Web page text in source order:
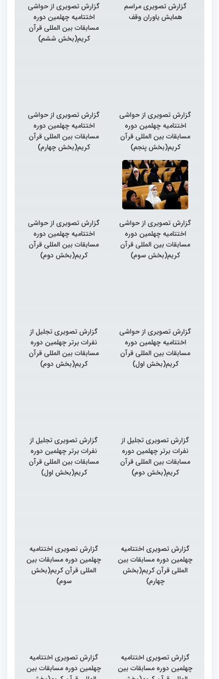
گزارش تصویری مراسم
همایش یاوران وقف
گزارش تصویری از حواشی
اختتامیه چهلمین دوره
مسابقات بین المللی قرآن
کریم(بخش ششم)
گزارش تصویری از حواشی
اختتامیه چهلمین دوره
مسابقات بین المللی قرآن
کریم(بخش پنجم)
گزارش تصویری از حواشی
اختتامیه چهلمین دوره
مسابقات بین المللی قرآن
کریم(بخش چهارم)
گزارش تصویری از حواشی
اختتامیه چهلمین دوره
مسابقات بین المللی قرآن
کریم(بخش سوم)
گزارش تصویری از حواشی
اختتامیه چهلمین دوره
مسابقات بین المللی قرآن
کریم(بخش دوم)
گزارش تصویری از حواشی
اختتامیه چهلمین دوره
مسابقات بین المللی قرآن
کریم(بخش اول)
گزارش تصویری تجلیل از
نفرات برتر چهلمین دوره
مسابقات بین المللی قرآن
کریم(بخش دوم)
گزارش تصویری تجلیل از
نفرات برتر چهلمین دوره
مسابقات بین المللی قرآن
کریم(بخش دوم)
گزارش تصویری تجلیل از
نفرات برتر چهلمین دوره
مسابقات بین المللی قرآن
کریم(بخش اول)
گزارش تصویری اختتامیه
چهلمین دوره مسابقات بین
المللی قرآن کریم(بخش
چهارم)
گزارش تصویری اختتامیه
چهلمین دوره مسابقات بین
المللی قرآن کریم(بخش
سوم)
گزارش تصویری اختتامیه
چهلمین دوره مسابقات بین
گزارش تصویری اختتامیه
چهلمین دوره مسابقات بین